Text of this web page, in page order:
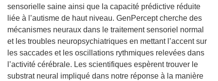
sensorielle saine ainsi que la capacité prédictive réduite
liée à l’autisme de haut niveau. GenPercept cherche des
mécanismes neuraux dans le traitement sensoriel normal
et les troubles neuropsychiatriques en mettant l’accent sur
les saccades et les oscillations rythmiques relevées dans
l’activité cérébrale. Les scientifiques espèrent trouver le
substrat neural impliqué dans notre réponse à la manière